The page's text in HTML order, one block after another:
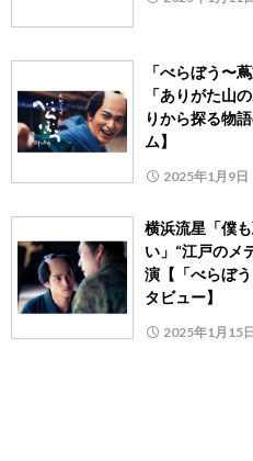
「べらぼう〜
「ありがた山
りから探る物
ム】
2025年1月9日
横浜流星「僕
い」“江戸のメ
演【「べらぼ
タビュー】
2025年1月15